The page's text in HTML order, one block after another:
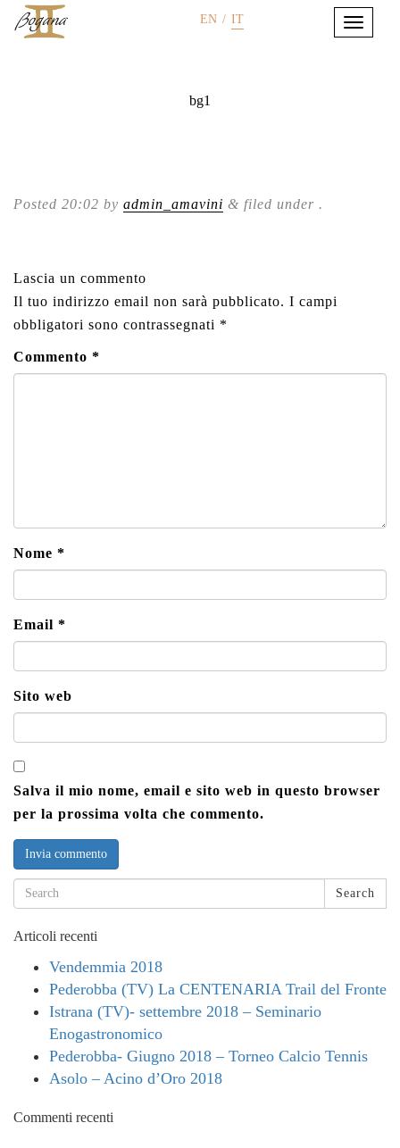
EN / IT
bg1
Posted 20:02 by admin_amavini & filed under .
Lascia un commento
Il tuo indirizzo email non sarà pubblicato. I campi
obbligatori sono contrassegnati *
Commento *
Nome *
Email *
Sito web
Salva il mio nome, email e sito web in questo browser
per la prossima volta che commento.
Search
Articoli recenti
Vendemmia 2018
Pederobba (TV) La CENTENARIA Trail del Fronte
Istrana (TV)- settembre 2018 – Seminario
Enogastronomico
Pederobba- Giugno 2018 – Torneo Calcio Tennis
Asolo – Acino d’Oro 2018
Commenti recenti